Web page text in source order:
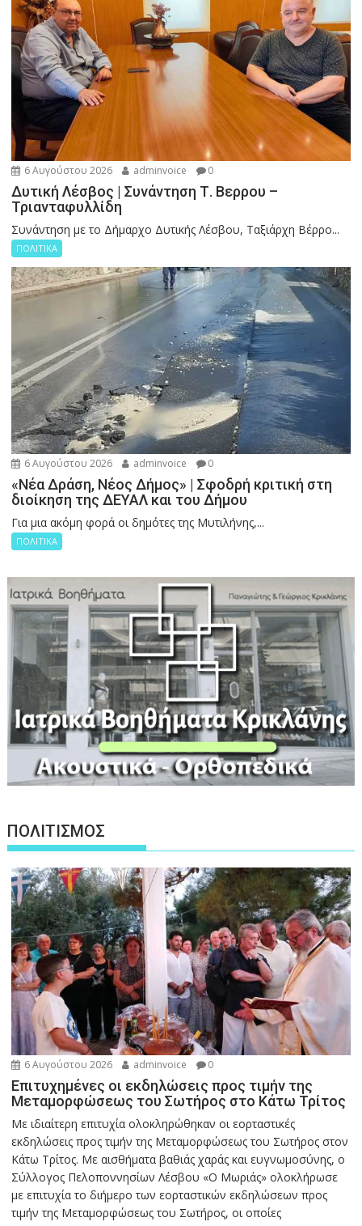
6 Αυγούστου 2026 adminvoice 0
Δυτική Λέσβος | Συνάντηση Τ. Βερρου –
Τριανταφυλλίδη
Συνάντηση με το Δήμαρχο Δυτικής Λέσβου, Ταξιάρχη Βέρρο...
ΠΟΛΙΤΙΚΑ
6 Αυγούστου 2026 adminvoice 0
«Νέα Δράση, Νέος Δήμος» | Σφοδρή κριτική στη
διοίκηση της ΔΕΥΑΛ και του Δήμου
Για μια ακόμη φορά οι δημότες της Μυτιλήνης,...
ΠΟΛΙΤΙΚΑ
ΠΟΛΙΤΙΣΜΟΣ
6 Αυγούστου 2026 adminvoice 0
Επιτυχημένες οι εκδηλώσεις προς τιμήν της
Μεταμορφώσεως του Σωτήρος στο Κάτω Τρίτος
Με ιδιαίτερη επιτυχία ολοκληρώθηκαν οι εορταστικές
εκδηλώσεις προς τιμήν της Μεταμορφώσεως του Σωτήρος στον
Κάτω Τρίτος. Με αισθήματα βαθιάς χαράς και ευγνωμοσύνης, ο
Σύλλογος Πελοποννησίων Λέσβου «Ο Μωριάς» ολοκλήρωσε
με επιτυχία το διήμερο των εορταστικών εκδηλώσεων προς
τιμήν της Μεταμορφώσεως του Σωτήρος, οι οποίες